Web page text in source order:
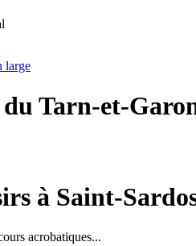
du Tarn-et-
à Saint-
acrobatiques...